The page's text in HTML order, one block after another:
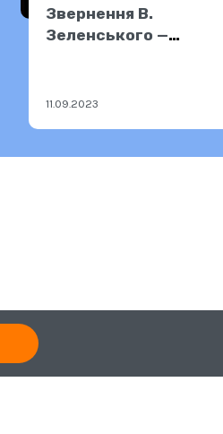
Звернення В.
Зеленського —
11.09.2023